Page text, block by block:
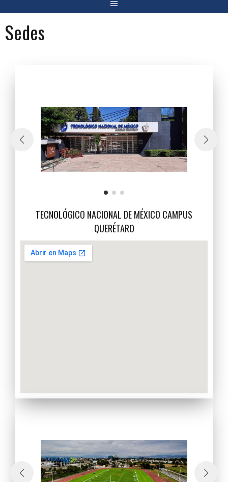
Sedes
TECNOLÓGICO NACIONAL DE MÉXICO CAMPUS
QUERÉTARO